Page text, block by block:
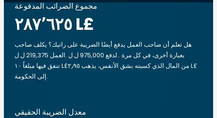
مجموع الضرائب المدفوعة
‏٢٨٧٬٦٢٥ L£
هل تعلم أن صاحب العمل يدفع أيضًا الضريبة على راتبك؟ يكلف صاحب
العمل 219,375 ل.ل.‎ لدفع 975,000 ل.ل.‎. بعبارة أخرى، في كل مرة
تنفق فيها مبلغاً ‏١٠ L£من المال الذي كسبته بشق الأنفس، يذهب ‏٢٫٩٥ L£
إلى الحكومة.
معدل الضريبة الحقيقي